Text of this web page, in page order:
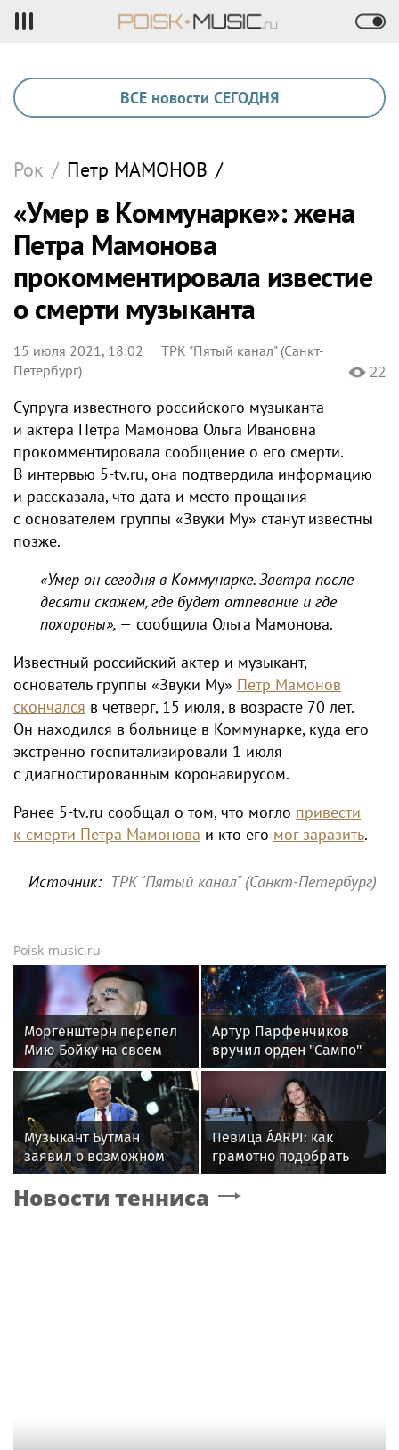
ВСЕ новости СЕГОДНЯ
Рок / Петр МАМОНОВ /
«Умер в Коммунарке»: жена
Петра Мамонова
прокомментировала известие
о смерти музыканта
15 июля 2021, 18:02
ТРК "Пятый канал" (Санкт-
Петербург)
22
Супруга известного российского музыканта
и актера Петра Мамонова Ольга Ивановна
прокомментировала сообщение о его смерти.
В интервью 5-tv.ru, она подтвердила информацию
и рассказала, что дата и место прощания
с основателем группы «Звуки Му» станут известны
позже.
«Умер он сегодня в Коммунарке. Завтра после
десяти скажем, где будет отпевание и где
похороны», — сообщила Ольга Мамонова.
Известный российский актер и музыкант,
основатель группы «Звуки Му» Петр Мамонов
скончался в четверг, 15 июля, в возрасте 70 лет.
Он находился в больнице в Коммунарке, куда его
экстренно госпитализировали 1 июля
с диагностированным коронавирусом.
Ранее 5-tv.ru сообщал о том, что могло привести
к смерти Петра Мамонова и кто его мог заразить.
Источник: ТРК "Пятый канал" (Санкт-Петербург)
Poisk-music.ru
Моргенштерн перепел
Мию Бойку на своем
концерте
Артур Парфенчиков
вручил орден "Сампо"
семье Бориса Одлиса
Музыкант Бутман
заявил о возможном
появлении первого в
России джазового вуза
Певица ÁARPI: как
грамотно подобрать
гардероб для
выступлений
Новости тенниса